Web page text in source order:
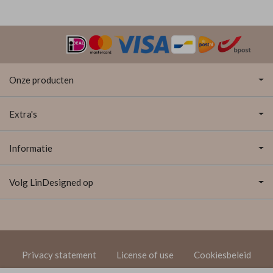
Onze producten
Extra's
Informatie
Volg LinDesigned op
Privacy statement License of use Cookiesbeleid